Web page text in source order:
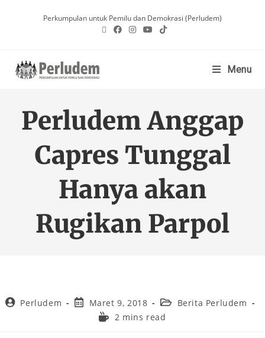
Perkumpulan untuk Pemilu dan Demokrasi (Perludem)
Menu
Perludem Anggap
Capres Tunggal
Hanya akan
Rugikan Parpol
Perludem Maret 9, 2018
Berita Perludem
2 mins read